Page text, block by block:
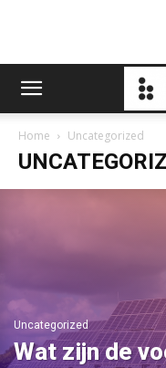
Home Uncategorized
Uncategorized
Wat zijn de